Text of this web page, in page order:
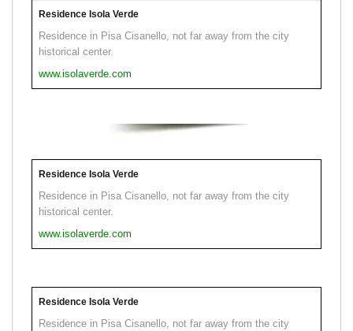
Residence Isola Verde
Residence in Pisa Cisanello, not far away from the city
historical center.
www.isolaverde.com
Residence Isola Verde
Residence in Pisa Cisanello, not far away from the city
historical center.
www.isolaverde.com
Residence Isola Verde
Residence in Pisa Cisanello, not far away from the city